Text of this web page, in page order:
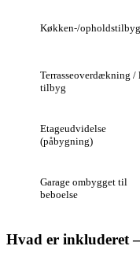
Køkken‑/
Terrasseoverdækning /
tilbyg
Etageudvidelse
(påbygning)
Garage ombygget til
beboelse
Hvad er inkluderet